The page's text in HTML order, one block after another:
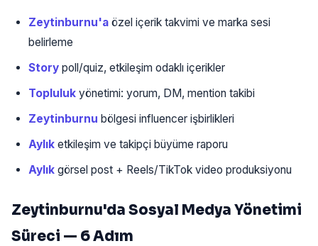
Zeytinburnu'a özel içerik takvimi ve marka sesi
belirleme
Story poll/quiz, etkileşim odaklı içerikler
Topluluk yönetimi: yorum, DM, mention takibi
Zeytinburnu bölgesi influencer işbirlikleri
Aylık etkileşim ve takipçi büyüme raporu
Aylık görsel post + Reels/TikTok video produksiyonu
Zeytinburnu'da Sosyal Medya Yönetimi
Süreci — 6 Adım